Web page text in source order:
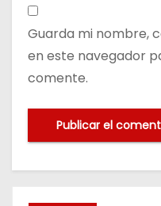
Guarda mi nombre,
en este navegador
comente.